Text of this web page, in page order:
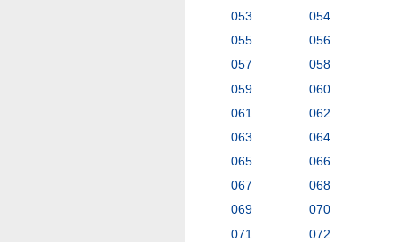
053
054
055
056
057
058
059
060
061
062
063
064
065
066
067
068
069
070
071
072